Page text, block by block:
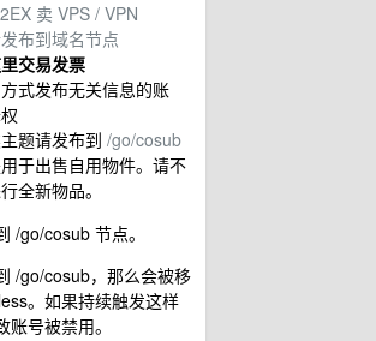
卖 VPS / VPN
布到域名节点
交易发票
式发布无关信息的账
题请发布到 /go/cosub
于出售自用物件。请不
全新物品。
/go/cosub 节点。
/go/cosub，那么会被移
。如果持续触发这样
号被禁用。